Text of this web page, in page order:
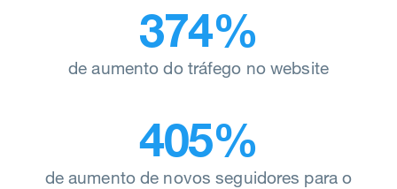
374%
de aumento do tráfego no website
405%
de aumento de novos seguidores para o